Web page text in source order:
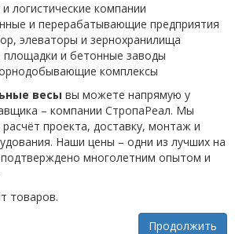
логистические компании
и перерабатывающие предприятия
элеваторы и зернохранилища
и бетонные заводы
комплексы
весы вы можете напрямую у
– компании СтропаРеал. Мы
проекта, доставку, монтаж и
Наши цены – одни из лучших на
многолетним опытом и
товаров.
Продолжить